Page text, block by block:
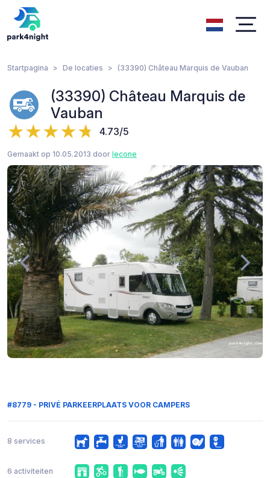
Startpagina De locaties (33390) Château Marquis de Vauban
(33390) Château Marquis de
Vauban
4.73/5
Gemaakt op 10.05.2013 door lecone
#8779 - PRIVÉ PARKEERPLAATS VOOR CAMPERS
8 services
6 activiteiten